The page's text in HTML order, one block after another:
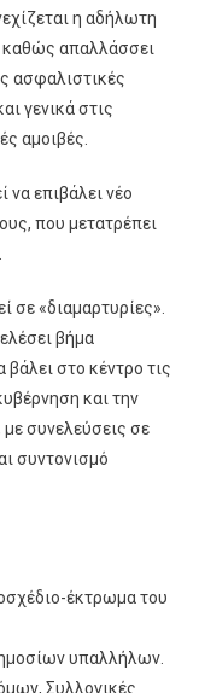
η αδήλωτη
καθώς απαλλάσσει
ασφαλιστικές
γενικά στις
αμοιβές.
να επιβάλει νέο
που μετατρέπει
σε «διαμαρτυρίες».
βήμα
στο κέντρο τις
και την
συνελεύσεις σε
συντονισμό
έκτρωμα του
υπαλλήλων.
Συλλογικές